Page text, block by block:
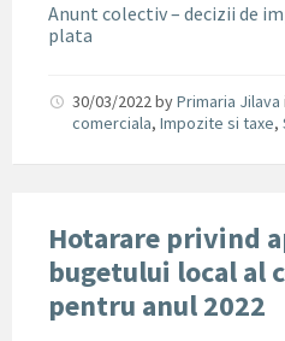
Anunt colectiv – decizii de
plata
30/03/2022byPrimaria Jilava
comerciala, Impozite si taxe,
Hotarare privind
bugetului local al
pentru anul 2022